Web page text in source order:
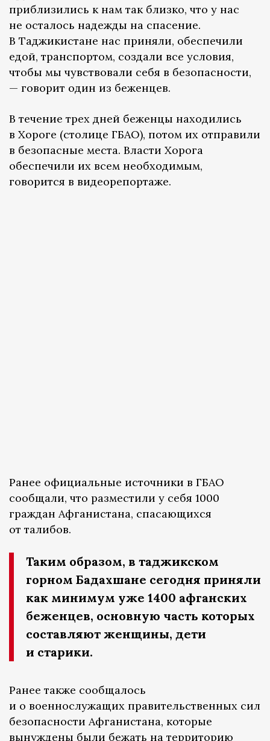
приблизились к нам так близко, что у нас
не осталось надежды на спасение.
В Таджикистане нас приняли, обеспечили
едой, транспортом, создали все условия,
чтобы мы чувствовали себя в безопасности,
— говорит один из беженцев.
В течение трех дней беженцы находились
в Хороге (столице ГБАО), потом их отправили
в безопасные места. Власти Хорога
обеспечили их всем необходимым,
говорится в видеорепортаже.
Ранее официальные источники в ГБАО
сообщали, что разместили у себя 1000
граждан Афганистана, спасающихся
от талибов.
Таким образом, в таджикском
горном Бадахшане сегодня приняли
как минимум уже 1400 афганских
беженцев, основную часть которых
составляют женщины, дети
и старики.
Ранее также сообщалось
и о военнослужащих правительственных сил
безопасности Афганистана, которые
вынуждены были бежать на территорию